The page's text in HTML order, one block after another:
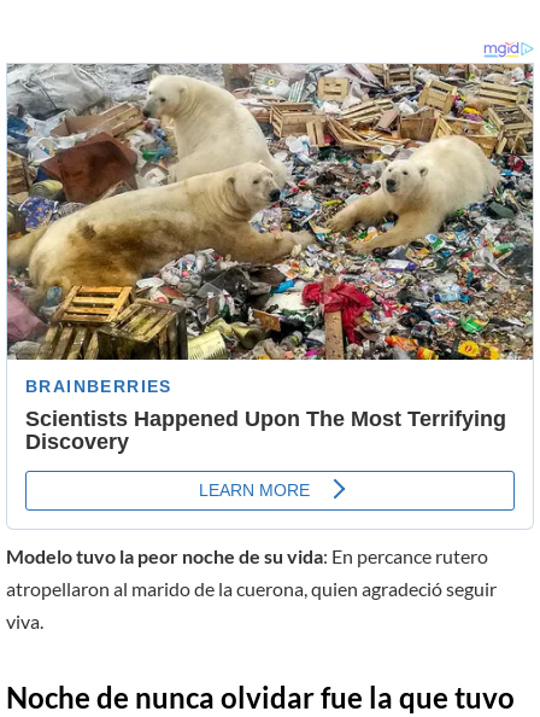
Modelo tuvo la peor noche de su vida: En percance rutero
atropellaron al marido de la cuerona, quien agradeció seguir
viva.
Noche de nunca olvidar fue la que tuvo